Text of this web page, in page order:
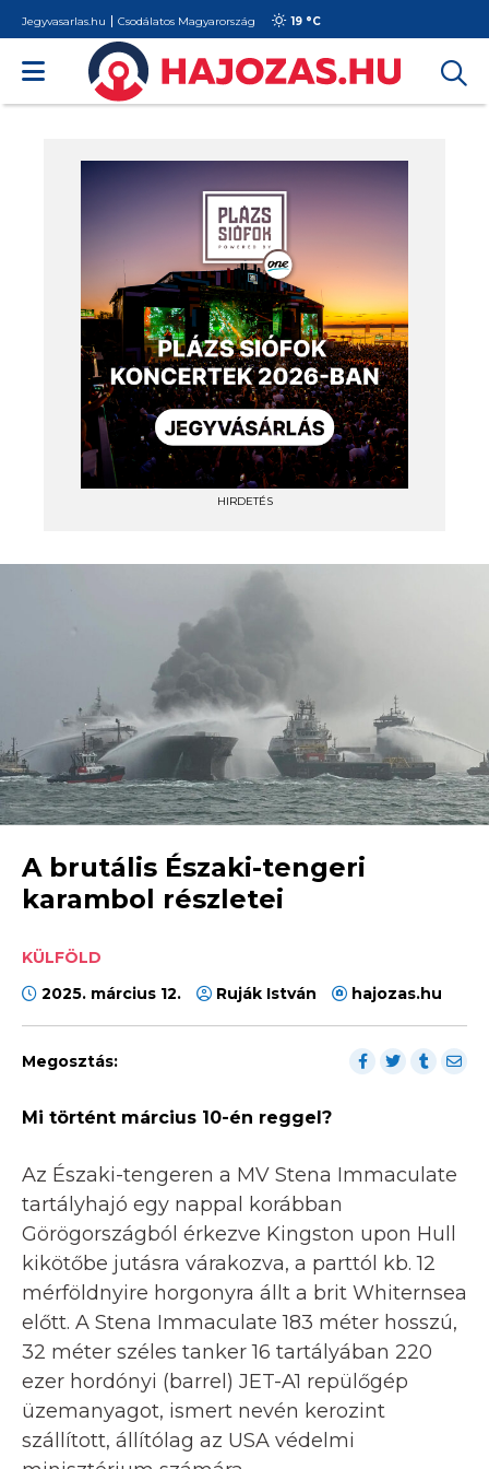
Jegyvasarlas.hu Csodálatos Magyarország 19 °C
HIRDETÉS
A brutális Északi-tengeri
karambol részletei
KÜLFÖLD
2025. március 12.
Ruják István hajozas.hu
Megosztás:
Mi történt március 10-én reggel?
Az Északi-tengeren a MV Stena Immaculate
tartályhajó egy nappal korábban
Görögországból érkezve Kingston upon Hull
kikötőbe jutásra várakozva, a parttól kb. 12
mérföldnyire horgonyra állt a brit Whiternsea
előtt. A Stena Immaculate 183 méter hosszú,
32 méter széles tanker 16 tartályában 220
ezer hordónyi (barrel) JET-A1 repülőgép
üzemanyagot, ismert nevén kerozint
szállított, állítólag az USA védelmi